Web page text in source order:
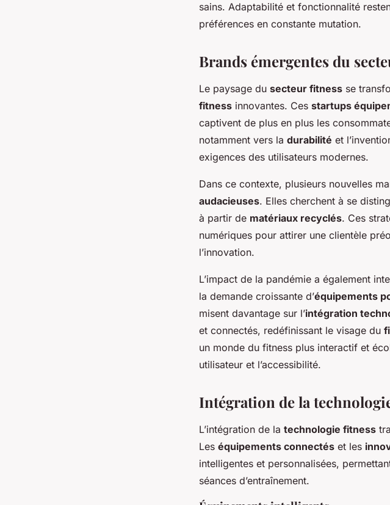
sains. Adaptabilité et fonctionnalité
préférences en constante mutation.
Brands émergentes du
Le paysage du secteur fitness se
fitness innovantes. Ces startups
captivent de plus en plus les
notamment vers la durabilité et
exigences des utilisateurs modernes.
Dans ce contexte, plusieurs nouvelles
audacieuses. Elles cherchent à se
à partir de matériaux recyclés. Ces
numériques pour attirer une clientèle
l’innovation.
L’impact de la pandémie a également
la demande croissante d’équipements
misent davantage sur l’intégration
et connectés, redéfinissant le visage du
un monde du fitness plus interactif et
utilisateur et l’accessibilité.
Intégration de la
L’intégration de la technologie fitness
Les équipements connectés et les
intelligentes et personnalisées,
séances d’entraînement.